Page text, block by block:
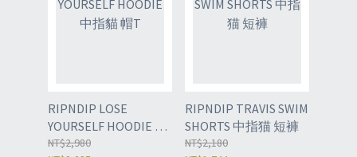
RIPNDIP LOSE
YOURSELF HOODIE 中
指貓 帽T
NT$2,980
RIPNDIP TRAVIS SWIM
SHORTS 中指猫 短褲
NT$2,180